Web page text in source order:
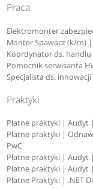
Praca
Elektromonter
Monter Spawacz (k/m) |
Koordynator ds.
Pomocnik serwisanta
Specjalista ds.
Praktyki
Płatne praktyki | Audyt
Płatne praktyki |
PwC
Płatne praktyki | Audyt
Płatne praktyki | Audyt
Płatne Praktyki | .NET